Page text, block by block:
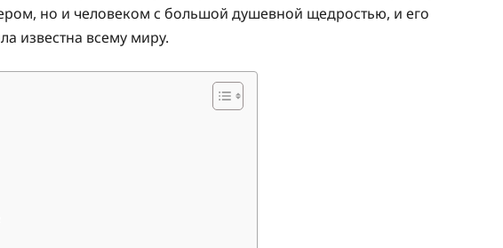
но и человеком с большой душевной щедростью, и его
известна всему миру.